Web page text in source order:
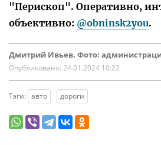
"Перископ". Оперативно,
объективно: @obninsk2you.
Дмитрий Ивьев. Фото:
Опубликовано: 24.01.2024 10:22
Тэги: авто дороги